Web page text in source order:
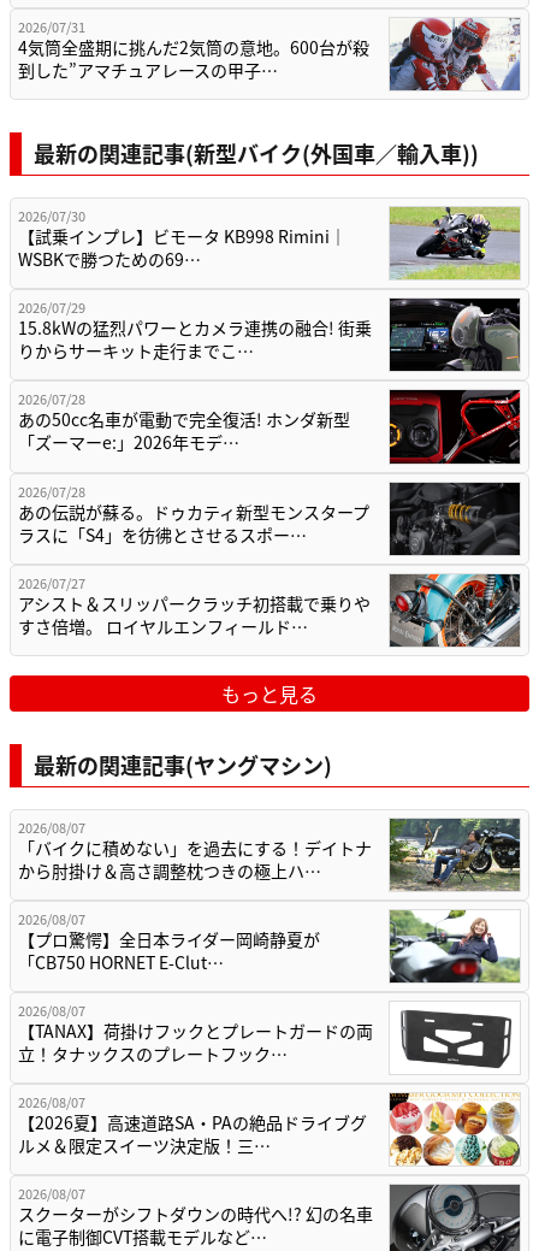
2026/07/31
4気筒全盛期に挑んだ2気筒の意地。600台が殺
到した”アマチュアレースの甲子…
最新の関連記事(新型バイク(外国車／輸入車))
2026/07/30
【試乗インプレ】ビモータ KB998 Rimini｜
WSBKで勝つための69…
2026/07/29
15.8kWの猛烈パワーとカメラ連携の融合! 街乗
りからサーキット走行までこ…
2026/07/28
あの50cc名車が電動で完全復活! ホンダ新型
「ズーマーe:」2026年モデ…
2026/07/28
あの伝説が蘇る。ドゥカティ新型モンスタープ
ラスに「S4」を彷彿とさせるスポー…
2026/07/27
アシスト＆スリッパークラッチ初搭載で乗りや
すさ倍増。 ロイヤルエンフィールド…
もっと見る
最新の関連記事(ヤングマシン)
2026/08/07
「バイクに積めない」を過去にする！デイトナ
から肘掛け＆高さ調整枕つきの極上ハ…
2026/08/07
【プロ驚愕】全日本ライダー岡崎静夏が
「CB750 HORNET E-Clut…
2026/08/07
【TANAX】荷掛けフックとプレートガードの両
立！タナックスのプレートフック…
2026/08/07
【2026夏】高速道路SA・PAの絶品ドライブグ
ルメ＆限定スイーツ決定版！三…
2026/08/07
スクーターがシフトダウンの時代へ!? 幻の名車
に電子制御CVT搭載モデルなど…